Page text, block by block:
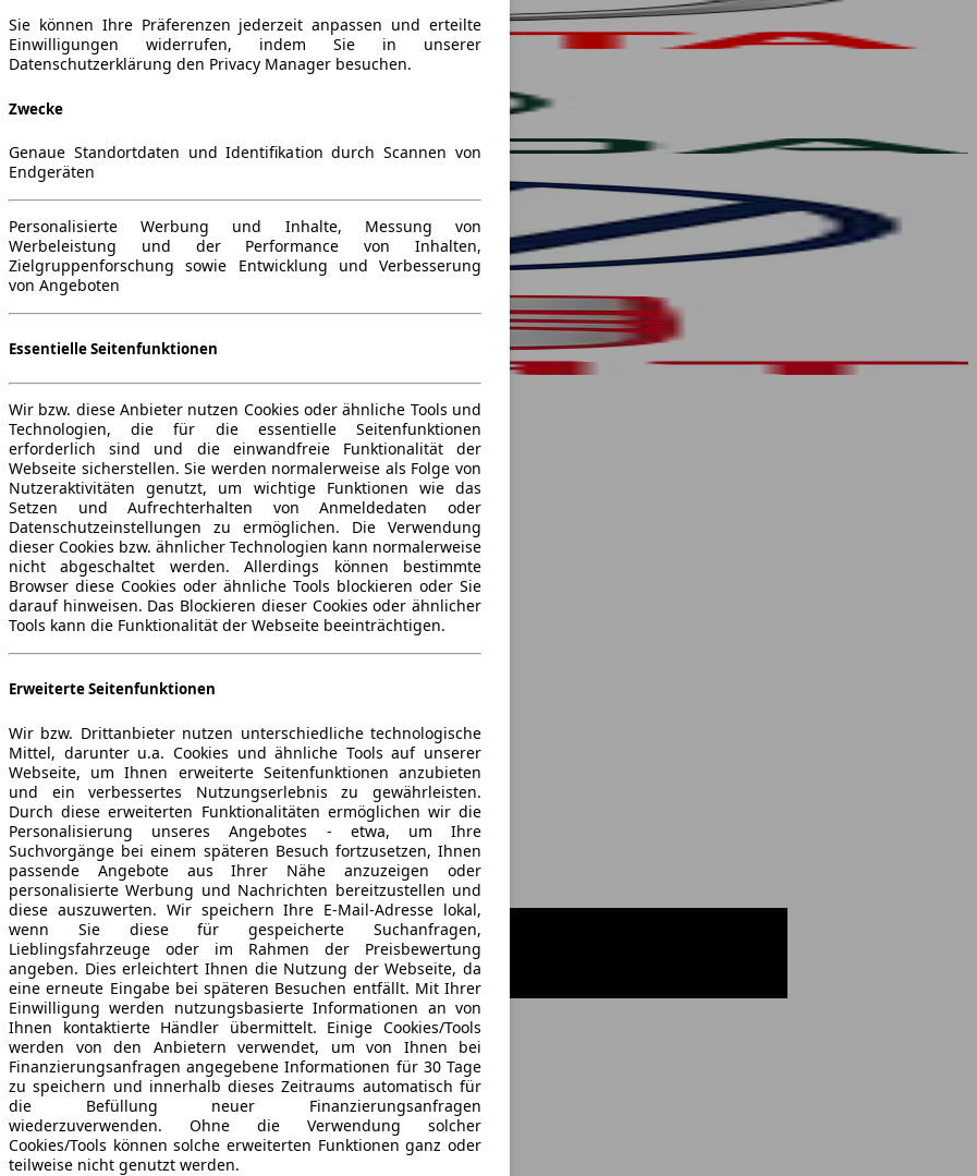
Sie können Ihre Präferenzen jederzeit anpassen und erteilte
Einwilligungen widerrufen, indem Sie in unserer
Datenschutzerklärung den Privacy Manager besuchen.
Zwecke
Genaue Standortdaten und Identifikation durch Scannen von
Endgeräten
Personalisierte Werbung und Inhalte, Messung von
Werbeleistung und der Performance von Inhalten,
Zielgruppenforschung sowie Entwicklung und Verbesserung
von Angeboten
Essentielle Seitenfunktionen
Wir bzw. diese Anbieter nutzen Cookies oder ähnliche Tools und
Technologien, die für die essentielle Seitenfunktionen
erforderlich sind und die einwandfreie Funktionalität der
Webseite sicherstellen. Sie werden normalerweise als Folge von
Nutzeraktivitäten genutzt, um wichtige Funktionen wie das
Setzen und Aufrechterhalten von Anmeldedaten oder
Datenschutzeinstellungen zu ermöglichen. Die Verwendung
dieser Cookies bzw. ähnlicher Technologien kann normalerweise
nicht abgeschaltet werden. Allerdings können bestimmte
Browser diese Cookies oder ähnliche Tools blockieren oder Sie
darauf hinweisen. Das Blockieren dieser Cookies oder ähnlicher
Tools kann die Funktionalität der Webseite beeinträchtigen.
Erweiterte Seitenfunktionen
Wir bzw. Drittanbieter nutzen unterschiedliche technologische
Mittel, darunter u.a. Cookies und ähnliche Tools auf unserer
Webseite, um Ihnen erweiterte Seitenfunktionen anzubieten
und ein verbessertes Nutzungserlebnis zu gewährleisten.
Durch diese erweiterten Funktionalitäten ermöglichen wir die
Personalisierung unseres Angebotes - etwa, um Ihre
Suchvorgänge bei einem späteren Besuch fortzusetzen, Ihnen
passende Angebote aus Ihrer Nähe anzuzeigen oder
personalisierte Werbung und Nachrichten bereitzustellen und
diese auszuwerten. Wir speichern Ihre E-Mail-Adresse lokal,
wenn Sie diese für gespeicherte Suchanfragen,
Lieblingsfahrzeuge oder im Rahmen der Preisbewertung
angeben. Dies erleichtert Ihnen die Nutzung der Webseite, da
eine erneute Eingabe bei späteren Besuchen entfällt. Mit Ihrer
Einwilligung werden nutzungsbasierte Informationen an von
Ihnen kontaktierte Händler übermittelt. Einige Cookies/Tools
werden von den Anbietern verwendet, um von Ihnen bei
Finanzierungsanfragen angegebene Informationen für 30 Tage
zu speichern und innerhalb dieses Zeitraums automatisch für
die Befüllung neuer Finanzierungsanfragen
wiederzuverwenden. Ohne die Verwendung solcher
Cookies/Tools können solche erweiterten Funktionen ganz oder
teilweise nicht genutzt werden.